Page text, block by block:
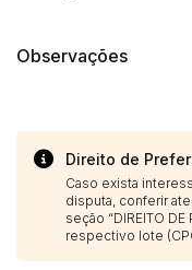
Observações
Direito de
Caso exista
disputa, conferir
seção “DIREITO
respectivo lote